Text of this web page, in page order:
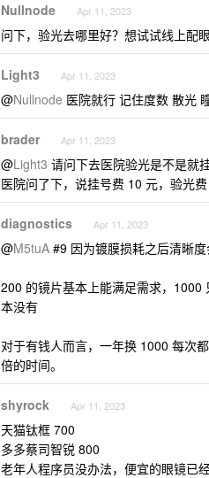
Nullnode Apr 11, 2023
问下，验光去哪里好？想试试线上配
Light3 Apr 11, 2023
@Nullnode 医院就行 记住度数 散光
brader Apr 11, 2023
@Light3 请问下去医院验光是不是就
医院问了下，说挂号费 10 元，验光
diagnostics Apr 11, 2023
@M5tuA #9 因为镀膜损耗之后清晰度
200 的镜片基本上能满足需求，1000
本没有
对于有钱人而言，一年换 1000 每次
倍的时间。
shyrock Apr 11, 2023
天猫钛框 700
多多蔡司智锐 800
老年人程序员没办法，便宜的眼镜已